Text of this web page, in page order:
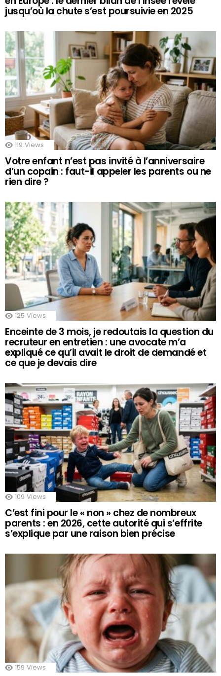
jusqu’où la chute s’est poursuivie en 2025
119 Views
Votre enfant n’est pas invité à l’anniversaire
d’un copain : faut-il appeler les parents ou ne
rien dire ?
125 Views
Enceinte de 3 mois, je redoutais la question du
recruteur en entretien : une avocate m’a
expliqué ce qu’il avait le droit de demandé et
ce que je devais dire
109 Views
C’est fini pour le « non » chez de nombreux
parents : en 2026, cette autorité qui s’effrite
s’explique par une raison bien précise
159 Views